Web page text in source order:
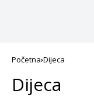
Početna Dijeca
Dijeca